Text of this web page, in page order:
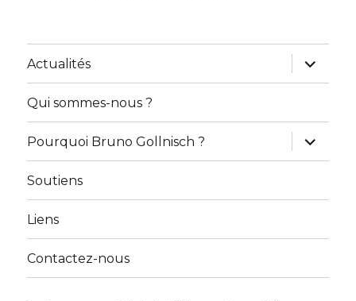
Actualités
ouvrir
le
sous-
Qui sommes-nous ?
Pourquoi Bruno Gollnisch ?
ouvrir
le
sous-
Soutiens
Liens
Contactez-nous